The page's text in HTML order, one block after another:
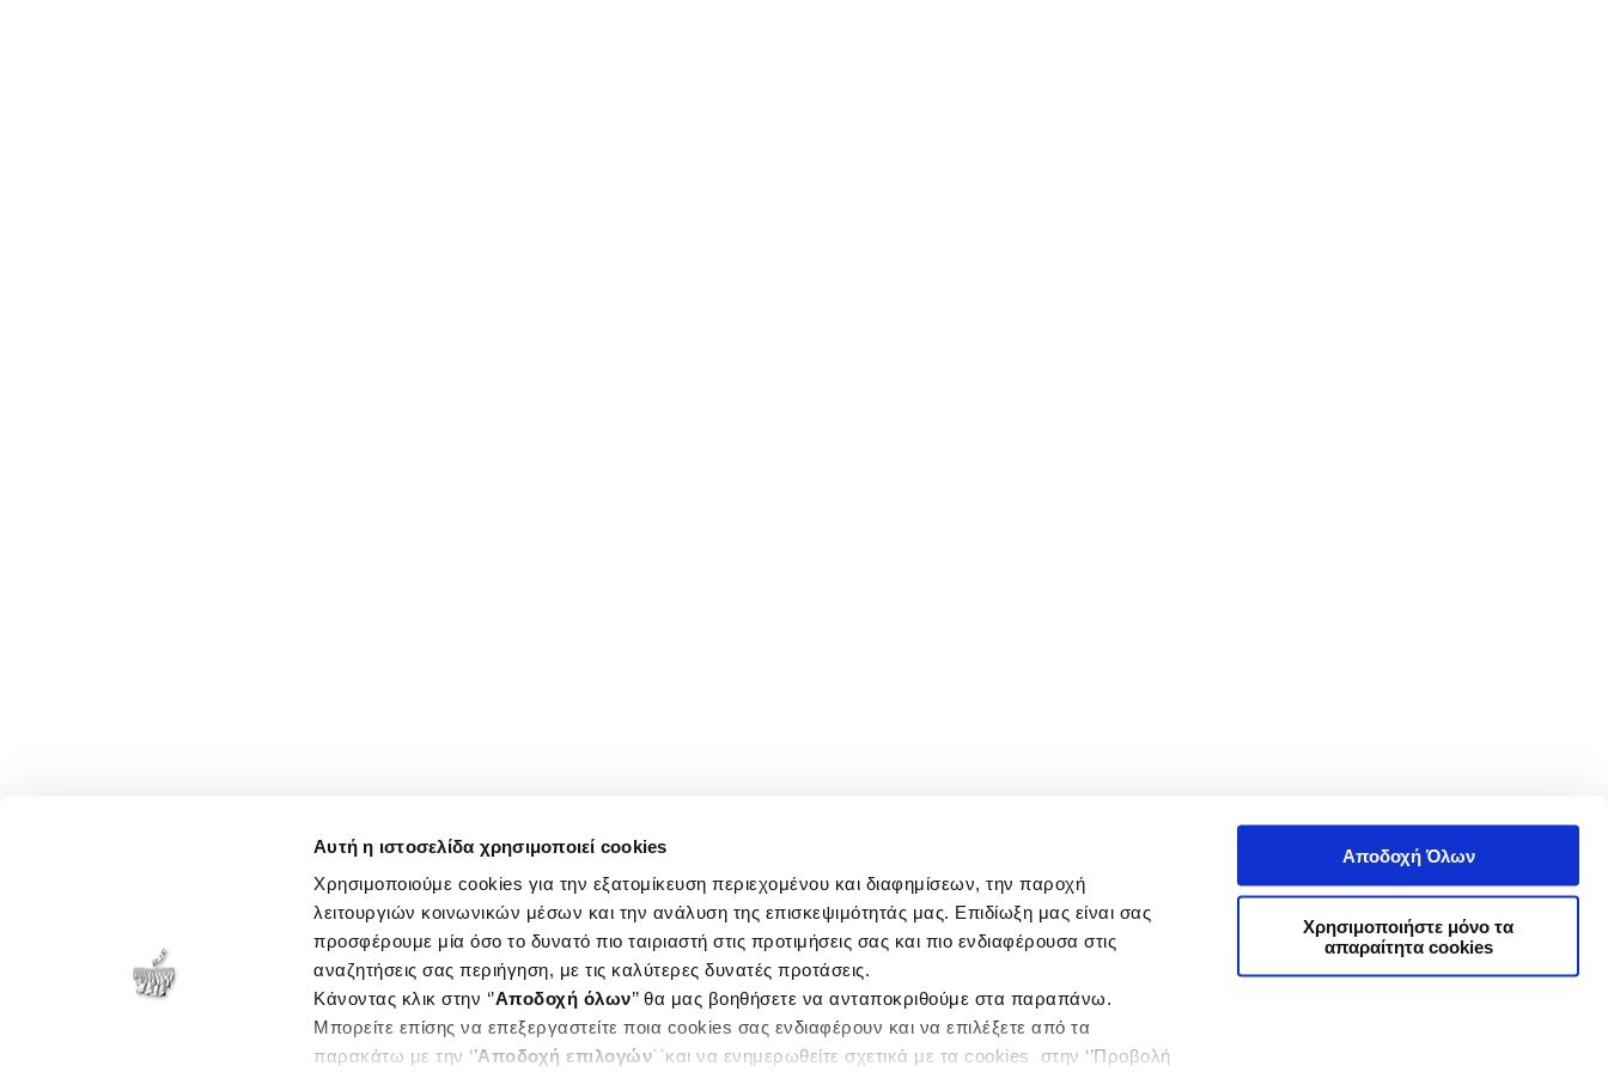
Αυτή η ιστοσελίδα χρησιμοποιεί cookies
Χρησιμοποιούμε cookies για την εξατομίκευση περιεχομένου και διαφημίσεων, την παροχή
λειτουργιών κοινωνικών μέσων και την ανάλυση της επισκεψιμότητάς μας. Επιδίωξη μας είναι σας
προσφέρουμε μία όσο το δυνατό πιο ταιριαστή στις προτιμήσεις σας και πιο ενδιαφέρουσα στις
αναζητήσεις σας περιήγηση, με τις καλύτερες δυνατές προτάσεις.
Κάνοντας κλικ στην ‘’Αποδοχή όλων’’ θα μας βοηθήσετε να ανταποκριθούμε στα παραπάνω.
Μπορείτε επίσης να επεξεργαστείτε ποια cookies σας ενδιαφέρουν και να επιλέξετε από τα
παρακάτω με την ‘’Αποδοχή επιλογών΄΄και να ενημερωθείτε σχετικά με τα cookies στην ‘’Προβολή
Αποδοχή Όλων
Χρησιμοποιήστε μόνο τα
απαραίτητα cookies